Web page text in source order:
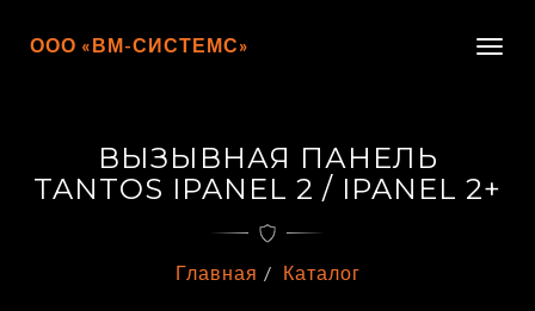
ООО «ВМ-СИСТЕМС»
ВЫЗЫВНАЯ ПАНЕЛЬ
TANTOS IPANEL 2 / IPANEL 2+
Главная Каталог